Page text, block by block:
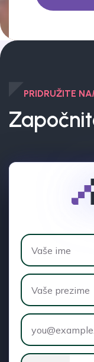
PRIDRUŽITE